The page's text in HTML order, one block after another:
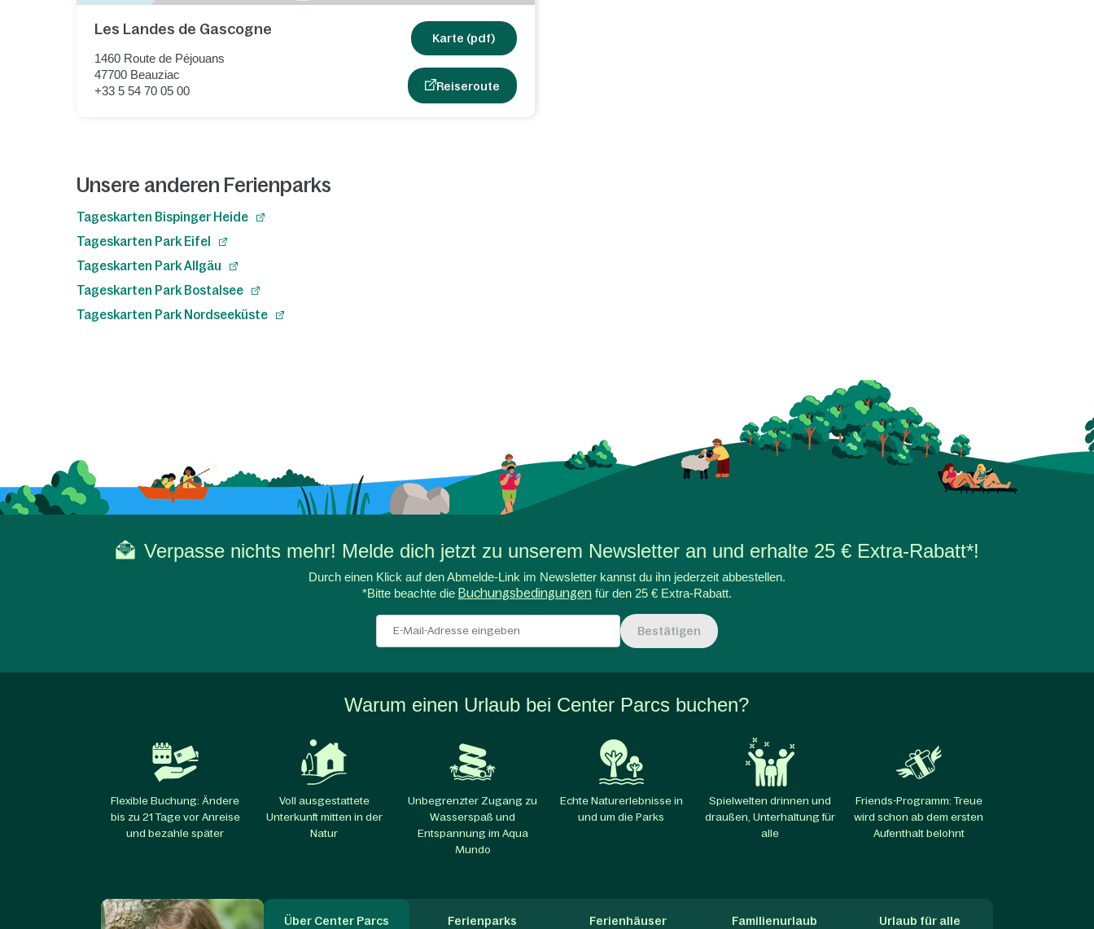
Les Landes de Gascogne
1460 Route de Péjouans
47700 Beauziac
+33 5 54 70 05 00
Karte (pdf)
Reiseroute
Unsere anderen Ferienparks
Tageskarten Bispinger Heide
Tageskarten Park Eifel
Tageskarten Park Allgäu
Tageskarten Park Bostalsee
Tageskarten Park Nordseeküste
Verpasse nichts mehr! Melde dich jetzt zu unserem Newsletter an und erhalte 25 € Extra-Rabatt*!
Durch einen Klick auf den Abmelde-Link im Newsletter kannst du ihn jederzeit abbestellen.
*Bitte beachte die Buchungsbedingungenfür den 25 € Extra-Rabatt.
Bestätigen
Warum einen Urlaub bei Center Parcs buchen?
Flexible Buchung: Ändere
bis zu 21 Tage vor Anreise
und bezahle später
Voll ausgestattete
Unterkunft mitten in der
Natur
Unbegrenzter Zugang zu
Wasserspaß und
Entspannung im Aqua
Mundo
Echte Naturerlebnisse in
und um die Parks​
Spielwelten drinnen und
draußen, Unterhaltung für
alle​
Friends-Programm: Treue
wird schon ab dem ersten
Aufenthalt belohnt
Über Center Parcs Ferienparks Ferienhäuser Familienurlaub Urlaub für alle